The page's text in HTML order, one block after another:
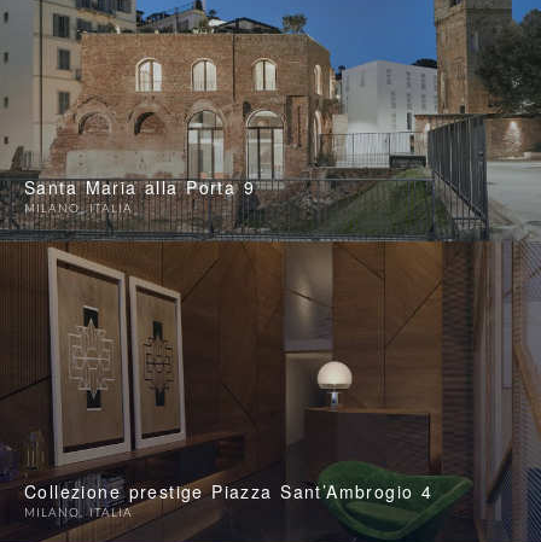
Santa Maria alla Porta 9
MILANO,ITALIA
Collezione prestige Piazza Sant’Ambrogio 4
MILANO,ITALIA